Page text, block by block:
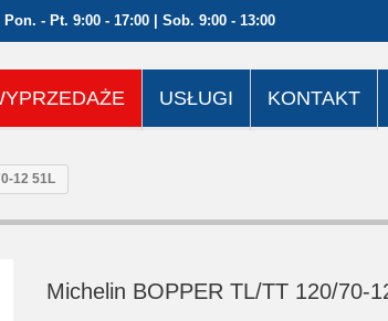
Pon. - Pt. 9:00 - 17:00 | Sob. 9:00 - 13:00
USŁUGI KONTAKT
12 51L
Michelin BOPPER TL/TT 120/70-